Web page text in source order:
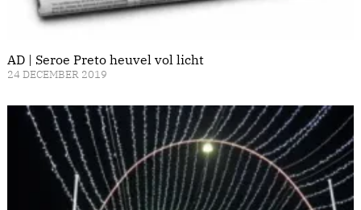
AD | Seroe Preto heuvel vol licht
24 DECEMBER 2019